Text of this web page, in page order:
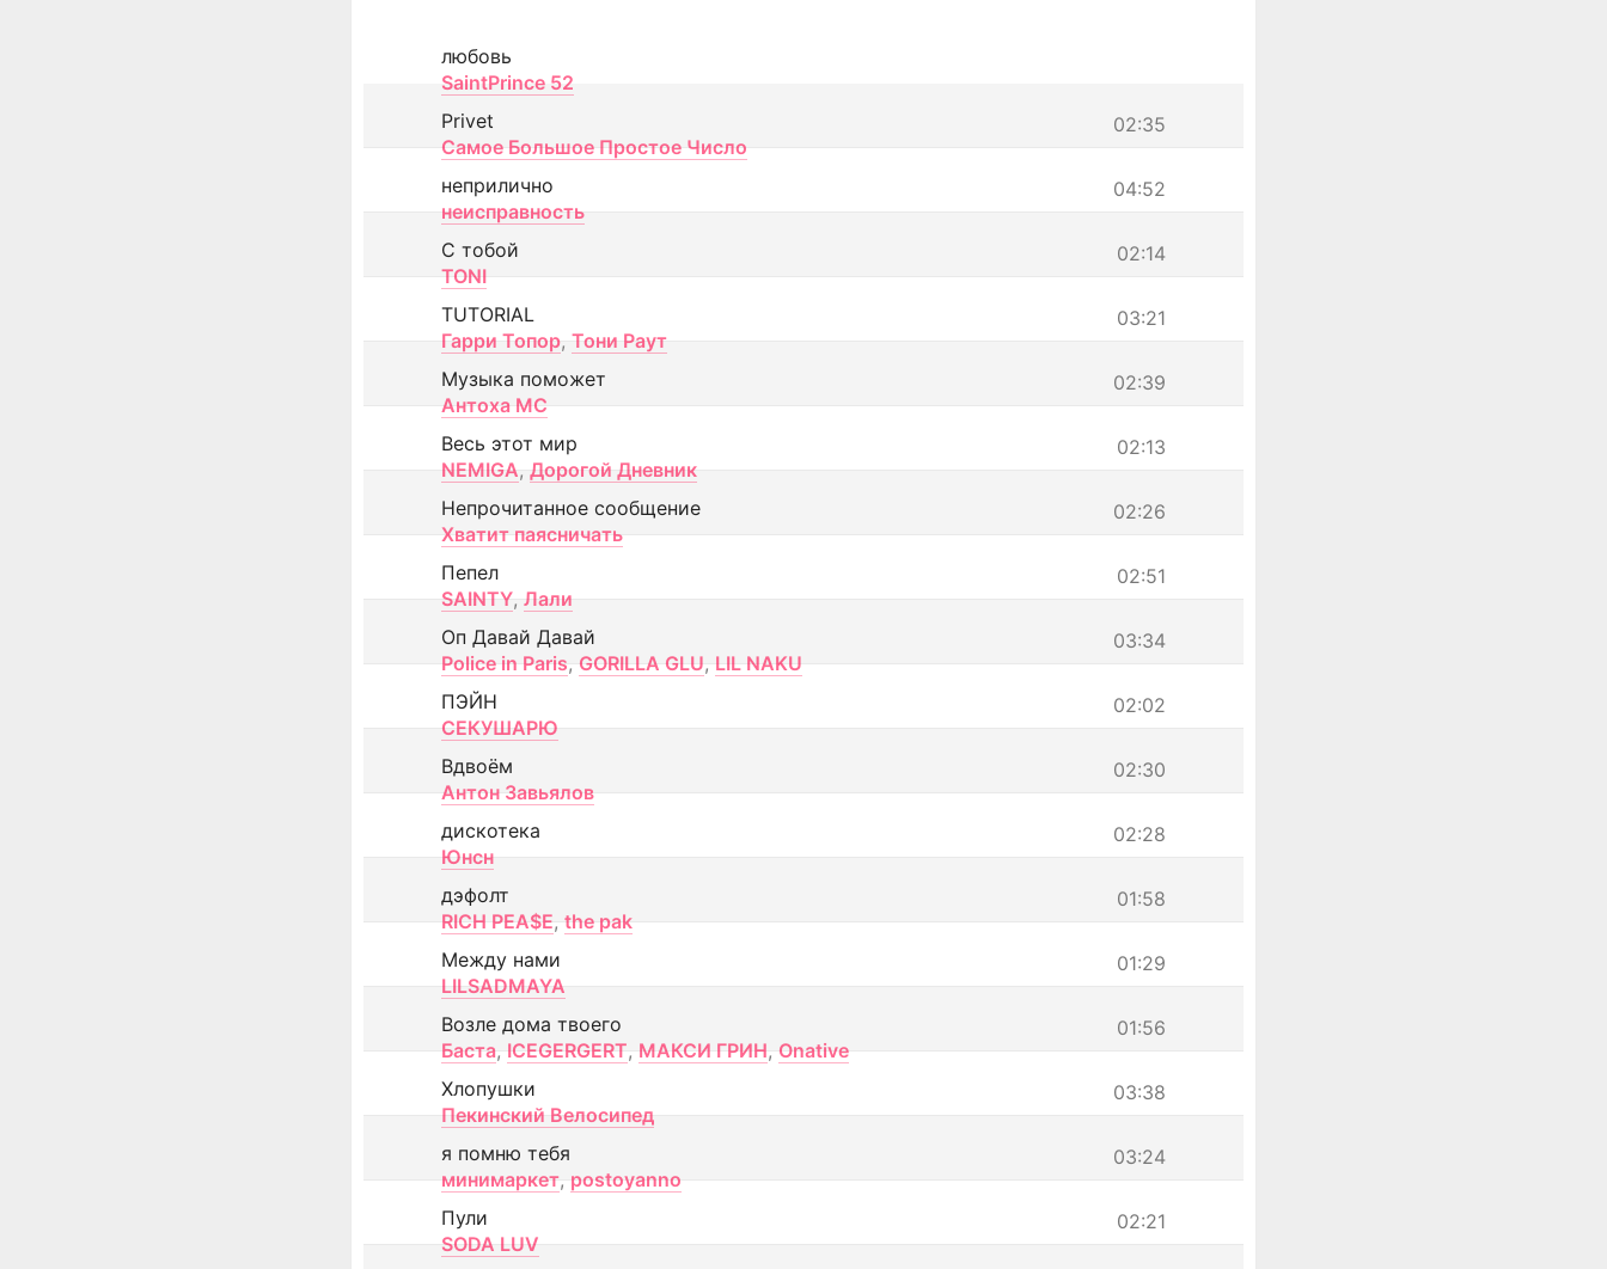
любовь
SaintPrince 52
02:35
Privet
Самое Большое Простое Число
04:52
неприлично
неисправность
02:14
С тобой
TONI
03:21
TUTORIAL
Гарри Топор, Тони Раут
02:39
Музыка поможет
Антоха МС
02:13
Весь этот мир
NEMIGA, Дорогой Дневник
02:26
Непрочитанное сообщение
Хватит паясничать
02:51
Пепел
SAINTY, Лали
03:34
Оп Давай Давай
Police in Paris, GORILLA GLU, LIL NAKU
02:02
ПЭЙН
СЕКУШАРЮ
02:30
Вдвоём
Антон Завьялов
02:28
дискотека
Юнсн
01:58
дэфолт
RICH PEA$E, the pak
01:29
Между нами
LILSADMAYA
01:56
Возле дома твоего
Баста, ICEGERGERT, МАКСИ ГРИН, Onative
03:38
Хлопушки
Пекинский Велосипед
03:24
я помню тебя
минимаркет, postoyanno
02:21
Пули
SODA LUV